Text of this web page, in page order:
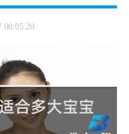
00:05:20